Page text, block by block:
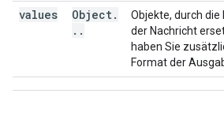
values Object.
. .
Objekte, durch
der Nachricht
haben Sie
Format der